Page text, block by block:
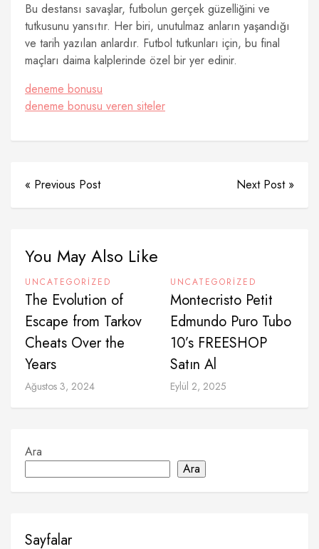
Bu destansı savaşlar, futbolun gerçek güzelliğini ve
tutkusunu yansıtır. Her biri, unutulmaz anların yaşandığı
ve tarih yazılan anlardır. Futbol tutkunları için, bu final
maçları daima kalplerinde özel bir yer edinir.
deneme bonusu
deneme bonusu veren siteler
« Previous Post Next Post »
You May Also Like
UNCATEGORIZED
The Evolution of
Escape from Tarkov
Cheats Over the
Years
Ağustos 3, 2024
UNCATEGORIZED
Montecristo Petit
Edmundo Puro Tubo
10’s FREESHOP
Satın Al
Eylül 2, 2025
Ara
Ara
Sayfalar